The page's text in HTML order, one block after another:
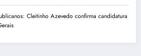
Cleitinho Azevedo confirma candidatura